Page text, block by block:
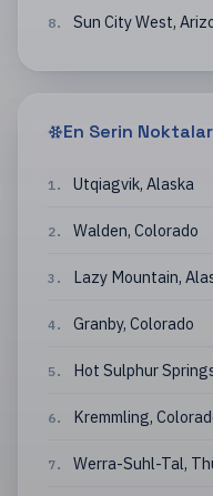
8. Sun City West,
En Serin Noktalar
1. Utqiagvik, Alaska
2. Walden, Colorado
3 . Lazy Mountain,
4. Granby, Colorado
5. Hot Sulphur
6. Kremmling,
7. Werra-Suhl-Tal,